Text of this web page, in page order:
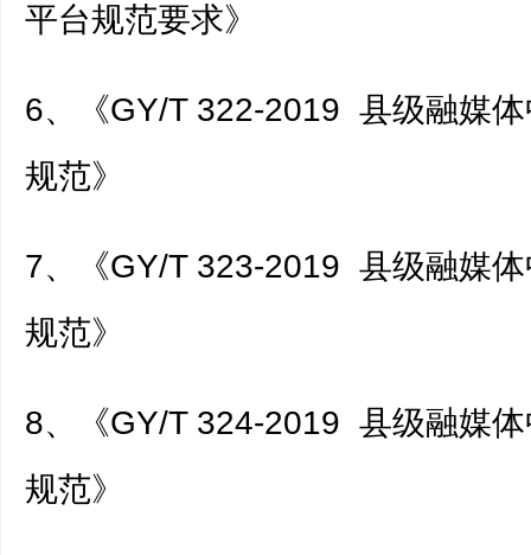
平台规范要求》
6、《GY/T 322-2019 县级融媒
规范》
7、《GY/T 323-2019 县级融媒
规范》
8、《GY/T 324-2019 县级融媒
规范》